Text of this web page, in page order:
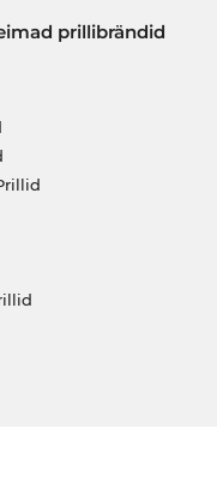
prillibrändid